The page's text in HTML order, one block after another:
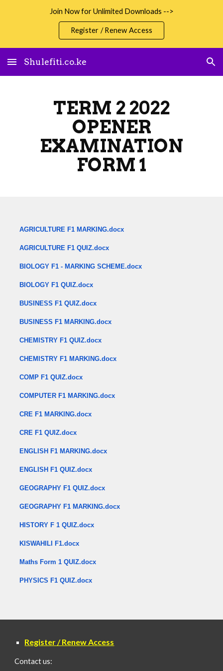
Join Now for Unlimited Downloads -->
Register / Renew Access
Shulefiti.co.ke
TERM 2 2022
OPENER
EXAMINATION
FORM 1
AGRICULTURE F1 MARKING.docx
AGRICULTURE F1 QUIZ.docx
BIOLOGY F1 - MARKING SCHEME.docx
BIOLOGY F1 QUIZ.docx
BUSINESS F1 QUIZ.docx
BUSINESS F1 MARKING.docx
CHEMISTRY F1 QUIZ.docx
CHEMISTRY F1 MARKING.docx
COMP F1 QUIZ.docx
COMPUTER F1 MARKING.docx
CRE F1 MARKING.docx
CRE F1 QUIZ.docx
ENGLISH F1 MARKING.docx
ENGLISH F1 QUIZ.docx
GEOGRAPHY F1 QUIZ.docx
GEOGRAPHY F1 MARKING.docx
HISTORY F 1 QUIZ.docx
KISWAHILI F1.docx
Maths Form 1 QUIZ.docx
PHYSICS F1 QUIZ.docx
Register / Renew Access
Contact us: